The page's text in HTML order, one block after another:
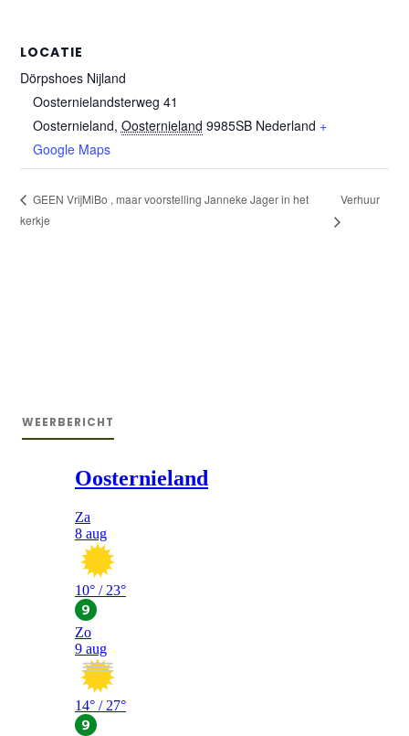
LOCATIE
Dörpshoes Nijland
Oosternielandsterweg 41
Oosternieland, Oosternieland 9985SB Nederland +
Google Maps
GEEN VrijMiBo , maar voorstelling Janneke Jager in het
kerkje
Verhuur
WEERBERICHT